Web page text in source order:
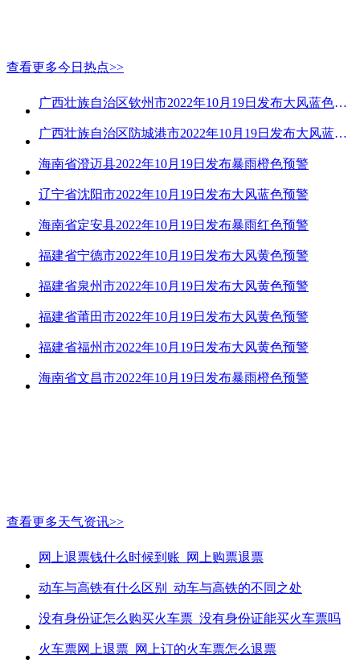
查看更多今日热点>>
广西壮族自治区钦州市2022年10月19日发布大风蓝色预警
广西壮族自治区防城港市2022年10月19日发布大风蓝色预警
海南省澄迈县2022年10月19日发布暴雨橙色预警
辽宁省沈阳市2022年10月19日发布大风蓝色预警
海南省定安县2022年10月19日发布暴雨红色预警
福建省宁德市2022年10月19日发布大风黄色预警
福建省泉州市2022年10月19日发布大风黄色预警
福建省莆田市2022年10月19日发布大风黄色预警
福建省福州市2022年10月19日发布大风黄色预警
海南省文昌市2022年10月19日发布暴雨橙色预警
查看更多天气资讯>>
网上退票钱什么时候到账_网上购票退票
动车与高铁有什么区别_动车与高铁的不同之处
没有身份证怎么购买火车票_没有身份证能买火车票吗
火车票网上退票_网上订的火车票怎么退票